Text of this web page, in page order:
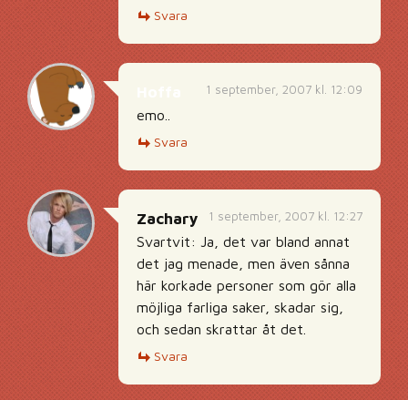
Svara
1 september, 2007 kl. 12:09
emo..
Svara
1 september, 2007 kl. 12:27
Zachary
Svartvit: Ja, det var bland annat
det jag menade, men även sånna
här korkade personer som gör alla
möjliga farliga saker, skadar sig,
och sedan skrattar åt det.
Svara